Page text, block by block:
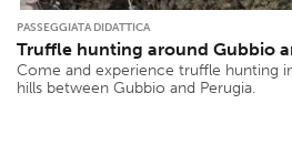
PASSEGGIATA DIDATTICA
Truffle hunting around Gubbio
Come and experience truffle hunting
hills between Gubbio and Perugia.